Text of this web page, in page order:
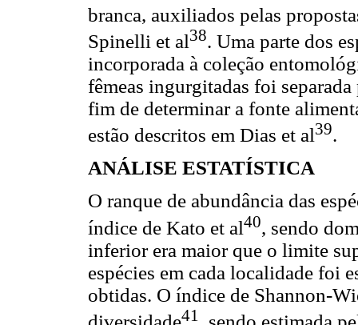
branca, auxiliados pelas
Spinelli et al38. Uma parte dos
incorporada à coleção
fêmeas ingurgitadas foi
fim de determinar a fonte
estão descritos em Dias et al39.
ANÁLISE ESTATÍSTICA
O ranque de abundância das
índice de Kato et al40, sendo
inferior era maior que o limite
espécies em cada localidade foi
obtidas. O índice de Shannon-
41